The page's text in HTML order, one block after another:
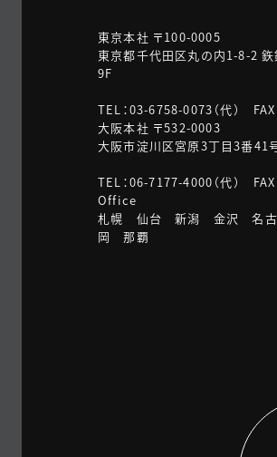
東京本社 〒100-0005
東京都千代田区丸の内1-8-2 鉃
9F
TEL：03-6758-0073（代）
大阪本社 〒532-0003
大阪市淀川区宮原3丁目3番41
TEL：06-7177-4000（代）
Office
札幌 仙台 新潟 金沢 名
岡 那覇